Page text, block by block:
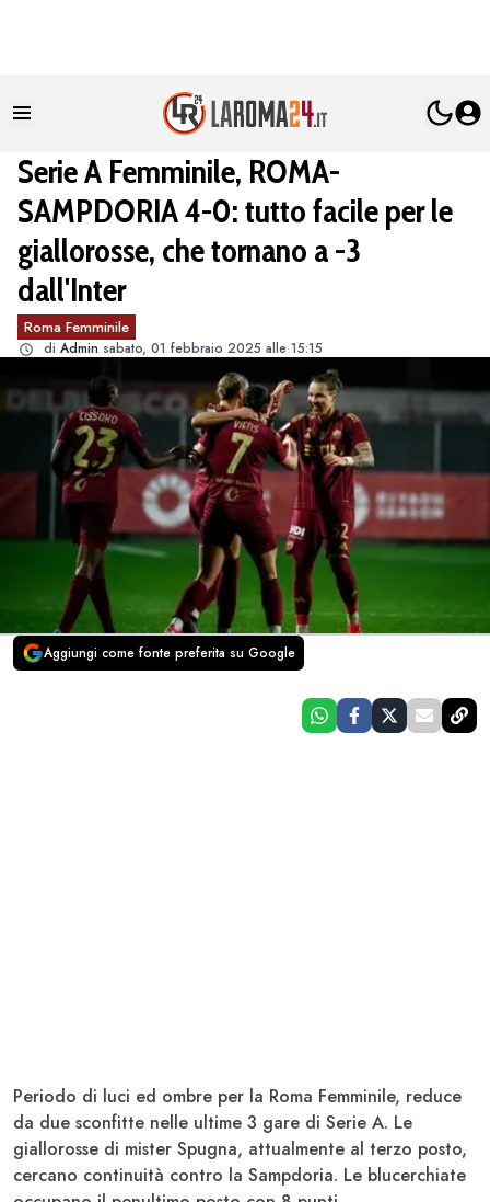
Serie A Femminile, ROMA-
SAMPDORIA 4-0: tutto facile per le
giallorosse, che tornano a -3
dall'Inter
Roma Femminile
di Admin sabato, 01 febbraio 2025 alle 15:15
Aggiungi come fonte preferita su Google
Periodo di luci ed ombre per la Roma Femminile, reduce
da due sconfitte nelle ultime 3 gare di Serie A. Le
giallorosse di mister Spugna, attualmente al terzo posto,
cercano continuità contro la Sampdoria. Le blucerchiate